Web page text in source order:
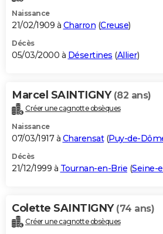
Naissance
21/02/1909 à Charron (Creuse)
Décès
05/03/2000 à Désertines (Allier)
Marcel SAINTIGNY (82 ans)
Créer une cagnotte obsèques
Naissance
07/03/1917 à Charensat(Puy-de-
Décès
21/12/1999 à Tournan-en-Brie (Seine-
Colette SAINTIGNY (74 ans)
Créer une cagnotte obsèques